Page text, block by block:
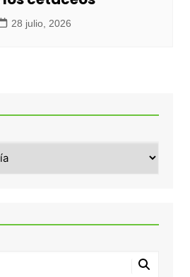
28 julio, 2026